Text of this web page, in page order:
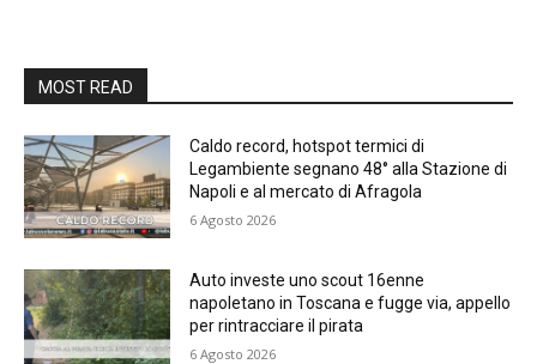
MOST READ
Caldo record, hotspot termici di
Legambiente segnano 48° alla Stazione di
Napoli e al mercato di Afragola
6 Agosto 2026
Auto investe uno scout 16enne
napoletano in Toscana e fugge via, appello
per rintracciare il pirata
6 Agosto 2026